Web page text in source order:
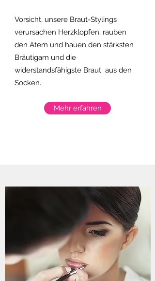
Vorsicht, unsere Braut-Stylings
verursachen Herzklopfen, rauben
den Atem und hauen den stärksten
Bräutigam und die
widerstandsfähigste Braut aus den
Socken.
Mehr erfahren